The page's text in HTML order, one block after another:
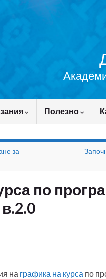
Полезно
за
по
на графика на курса по